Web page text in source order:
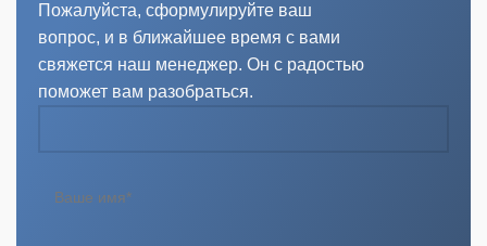
Пожалуйста, сформулируйте ваш
вопрос, и в ближайшее время с вами
свяжется наш менеджер. Он с радостью
поможет вам разобраться.